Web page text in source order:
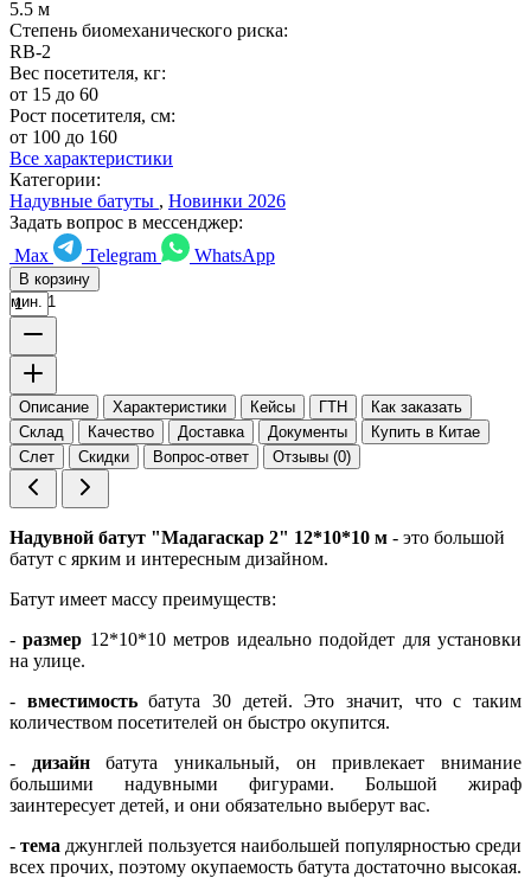
5.5 м
Степень биомеханического риска:
RB-2
Вес посетителя, кг:
от 15 до 60
Рост посетителя, см:
от 100 до 160
Все характеристики
Категории:
Надувные батуты , Новинки 2026
Задать вопрос в мессенджер:
Max
Telegram WhatsApp
В корзину
мин. 1
Описание Характеристики Кейсы ГТН
Как заказать
Склад
Качество Доставка Документы
Купить в Китае
Слет
Скидки Вопрос-ответ Отзывы (0)
Надувной батут "Мадагаскар 2" 12*10*10 м - это большой
батут с ярким и интересным дизайном.
Батут имеет массу преимуществ:
-размер 12*10*10 метров идеально подойдет для установки
на улице.
- вместимостьбатута 30 детей. Это значит, что с таким
количеством посетителей он быстро окупится.
- дизайнбатута уникальный, он привлекает внимание
большими надувными фигурами. Большой жираф
заинтересует детей, и они обязательно выберут вас.
- тема джунглей пользуется наибольшей популярностью среди
всех прочих, поэтому окупаемость батута достаточно высокая.